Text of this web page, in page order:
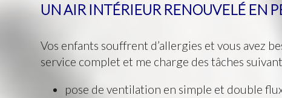
UN AIR INTÉRIEUR RENOUVELÉ EN
Vos enfants souffrent d’allergies et vous avez
service complet et me charge des tâches
pose de ventilation en simple et double